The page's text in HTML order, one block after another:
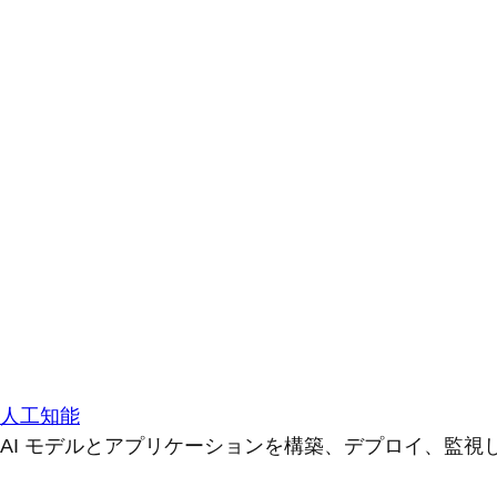
人工知能
AI モデルとアプリケーションを構築、デプロイ、監視